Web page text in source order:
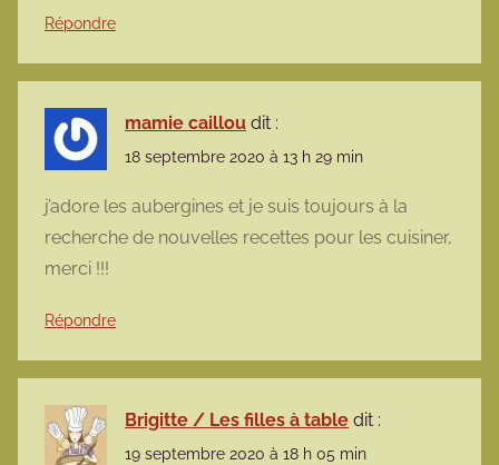
Répondre
mamie caillou dit :
18 septembre 2020 à 13 h 29 min
j’adore les aubergines et je suis toujours à la
recherche de nouvelles recettes pour les cuisiner,
merci !!!
Répondre
Brigitte / Les filles à table dit :
19 septembre 2020 à 18 h 05 min